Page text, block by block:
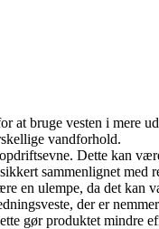
at bruge vesten i mere
vandforhold.
Dette kan
sammenlignet med
en ulempe, da det
der er
gør produktet mindre